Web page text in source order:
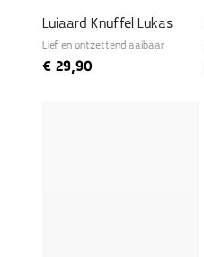
Luiaard Knuffel Lukas
Lief en ontzettend aaibaar
€ 29,90